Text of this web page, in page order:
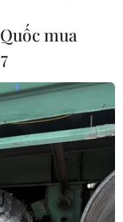
cơ lạm
mua